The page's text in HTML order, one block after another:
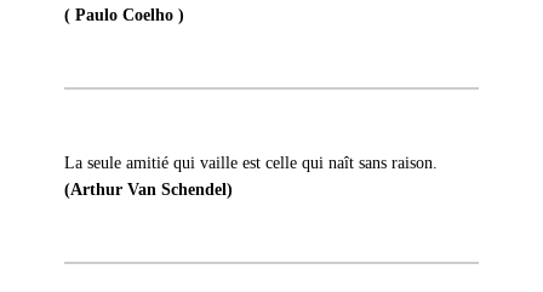
( Paulo Coelho )
La seule amitié qui vaille est celle qui naît sans raison.
(Arthur Van Schendel)